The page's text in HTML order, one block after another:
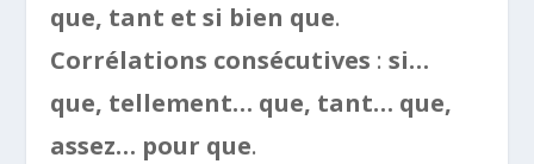
que, tant et si bien que.
Corrélations consécutives :si…
que, tellement… que, tant… que,
assez… pour que.